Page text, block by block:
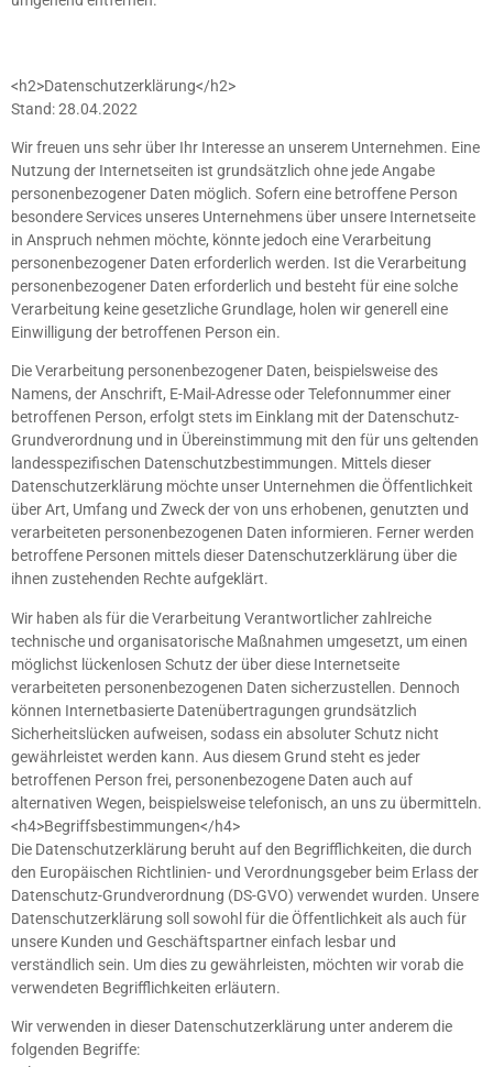
<h2>Datenschutzerklärung</h2>
Stand: 28.04.2022
Wir freuen uns sehr über Ihr Interesse an unserem Unternehmen. Eine
Nutzung der Internetseiten ist grundsätzlich ohne jede Angabe
personenbezogener Daten möglich. Sofern eine betroffene Person
besondere Services unseres Unternehmens über unsere Internetseite
in Anspruch nehmen möchte, könnte jedoch eine Verarbeitung
personenbezogener Daten erforderlich werden. Ist die Verarbeitung
personenbezogener Daten erforderlich und besteht für eine solche
Verarbeitung keine gesetzliche Grundlage, holen wir generell eine
Einwilligung der betroffenen Person ein.
Die Verarbeitung personenbezogener Daten, beispielsweise des
Namens, der Anschrift, E-Mail-Adresse oder Telefonnummer einer
betroffenen Person, erfolgt stets im Einklang mit der Datenschutz-
Grundverordnung und in Übereinstimmung mit den für uns geltenden
landesspezifischen Datenschutzbestimmungen. Mittels dieser
Datenschutzerklärung möchte unser Unternehmen die Öffentlichkeit
über Art, Umfang und Zweck der von uns erhobenen, genutzten und
verarbeiteten personenbezogenen Daten informieren. Ferner werden
betroffene Personen mittels dieser Datenschutzerklärung über die
ihnen zustehenden Rechte aufgeklärt.
Wir haben als für die Verarbeitung Verantwortlicher zahlreiche
technische und organisatorische Maßnahmen umgesetzt, um einen
möglichst lückenlosen Schutz der über diese Internetseite
verarbeiteten personenbezogenen Daten sicherzustellen. Dennoch
können Internetbasierte Datenübertragungen grundsätzlich
Sicherheitslücken aufweisen, sodass ein absoluter Schutz nicht
gewährleistet werden kann. Aus diesem Grund steht es jeder
betroffenen Person frei, personenbezogene Daten auch auf
alternativen Wegen, beispielsweise telefonisch, an uns zu übermitteln.
<h4>Begriffsbestimmungen</h4>
Die Datenschutzerklärung beruht auf den Begrifflichkeiten, die durch
den Europäischen Richtlinien- und Verordnungsgeber beim Erlass der
Datenschutz-Grundverordnung (DS-GVO) verwendet wurden. Unsere
Datenschutzerklärung soll sowohl für die Öffentlichkeit als auch für
unsere Kunden und Geschäftspartner einfach lesbar und
verständlich sein. Um dies zu gewährleisten, möchten wir vorab die
verwendeten Begrifflichkeiten erläutern.
Wir verwenden in dieser Datenschutzerklärung unter anderem die
folgenden Begriffe: